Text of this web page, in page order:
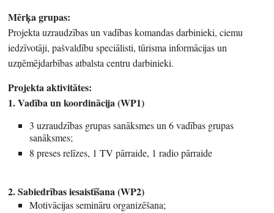
Mērķa grupas:
Projekta uzraudzības un vadības komandas darbinieki, ciemu
iedzīvotāji, pašvaldību speciālisti, tūrisma informācijas un
uzņēmējdarbības atbalsta centru darbinieki.
Projekta aktivitātes:
1. Vadība un koordinācija (WP1)
3 uzraudzības grupas sanāksmes un 6 vadības grupas
sanāksmes;
8 preses relīzes, 1 TV pārraide, 1 radio pārraide
2. Sabiedrības iesaistīšana (WP2)
Motivācijas semināru organizēšana;